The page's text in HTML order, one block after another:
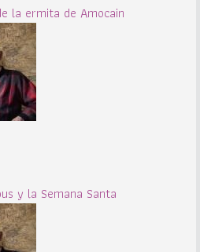
la ermita de Amocain
y la Semana Santa